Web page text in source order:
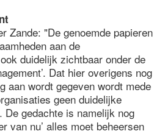
Zande: "De genoemde papieren
aan de
duidelijk zichtbaar onder de
Dat hier overigens nog
aan wordt gegeven wordt mede
geen duidelijke
De gedachte is namelijk nog
van nu’ alles moet beheersen